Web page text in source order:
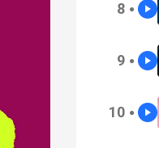
8 ●
9 ●
10 ●